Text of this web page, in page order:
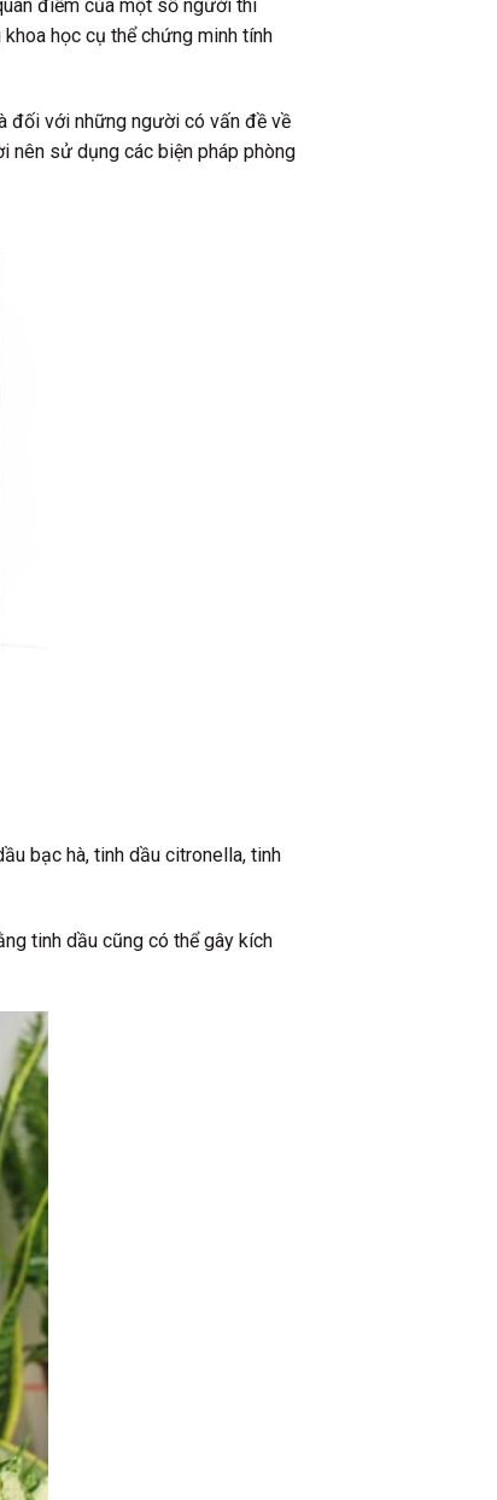
điểm của một số người thì
học cụ thể chứng minh tính
đối với những người có vấn đề về
nên sử dụng các biện pháp phòng
bạc hà, tinh dầu citronella, tinh
tinh dầu cũng có thể gây kích